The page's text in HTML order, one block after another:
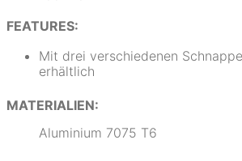
FEATURES:
Mit drei verschiedenen
erhältlich
MATERIALIEN:
Aluminium 7075 T6